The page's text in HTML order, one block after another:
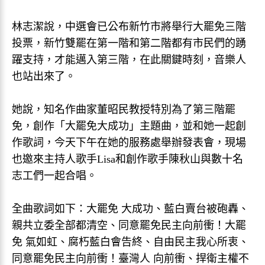
林志潔說，中選會已公布新竹市將舉行大罷免三階
投票，新竹雙罷在第一階和第二階都有市民們的踴
躍支持，才能邁入第三階，在此關鍵時刻，音樂人
也站出來了。
她說，知名作曲家董昭民教授特別為了第三階罷
免，創作「大罷免大成功」主題曲，並和她一起創
作歌詞，今天下午在她的服務處舉辦發表會，現場
也邀來主持人歌手Lisa和創作歌手陳秋山與數十名
志工們一起合唱。
全曲歌詞如下：大罷免 大成功、藍白賣台被砲轟、
親共立委全部都清空、同意罷免民主向前衝！大罷
免 氣如虹、腐朽藍白會告終、自由民主我心所衷、
同意罷免民主向前衝！臺灣人 向前衝、捍衛主權不